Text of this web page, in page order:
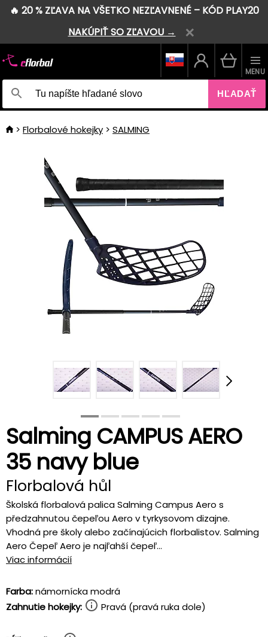
🔥 20 % ZĽAVA NA VŠETKO NEZĽAVNENÉ – KÓD PLAY20
NAKÚPIŤ SO ZĽAVOU →
HĽADAŤ
MENU
Florbalové hokejky SALMING
Salming CAMPUS AERO
35 navy blue
Florbalová hůl
Školská florbalová palica Salming Campus Aero s
předzahnutou čepeľou Aero v tyrkysovom dizajne.
Vhodná pre školy alebo začínajúcich florbalistov. Salming
Aero Čepeľ Aero je najľahší čepeľ...
Viac informácií
Farba:námornícka modrá
Zahnutie hokejky:
Pravá (pravá ruka dole)